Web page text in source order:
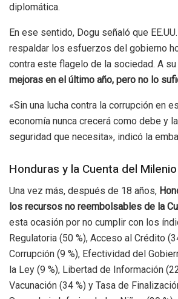
diplomática.
En ese sentido, Dogu señaló que
respaldar los esfuerzos del gobierno
contra este flagelo de la sociedad. A su
mejoras en el último año, pero no lo
«Sin una lucha contra la corrupción en
economía nunca crecerá como debe y
seguridad que necesita», indicó la
Honduras y la Cuenta del Milenio
Una vez más, después de 18 años,
los recursos no reembolsables de la
esta ocasión por no cumplir con los
Regulatoria (50 %), Acceso al Crédito
Corrupción (9 %), Efectividad del
la Ley (9 %), Libertad de Información
Vacunación (34 %) y Tasa de